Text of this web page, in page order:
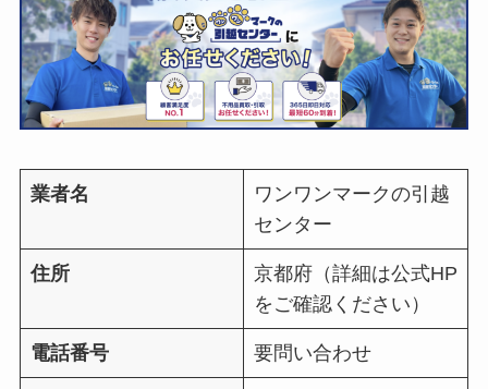
業者名
ワンワンマークの引越
センター
住所
京都府（詳細は公式HP
をご確認ください）
電話番号 要問い合わせ